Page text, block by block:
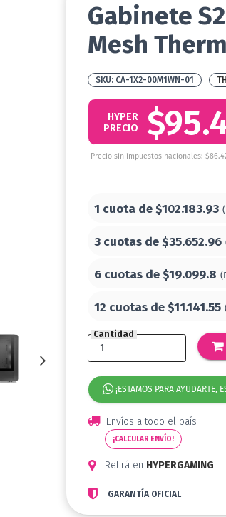
Gabinete
Mesh
CA-1X2-00M1WN-01
HYPER
PRECIO
Precio sin impuestos nacionales:
1 cuota de$102.183.93
3 cuotas de$35.652.96
6 cuotas de$19.099.8
12 cuotas de$11.141.55
Cantidad
¡ESTAMOS PARA AYUDARTE,
Envíos a todo el país
¡CALCULAR ENVÍO!
Retirá en HYPERGAMING.
GARANTÍA OFICIAL